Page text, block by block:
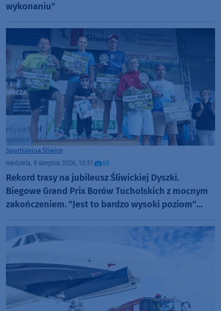
wykonaniu"
SportGmina Śliwice
niedziela, 9 sierpnia 2026, 10:51 60
Rekord trasy na jubileusz Śliwickiej Dyszki.
Biegowe Grand Prix Borów Tucholskich z mocnym
zakończeniem. "Jest to bardzo wysoki poziom"